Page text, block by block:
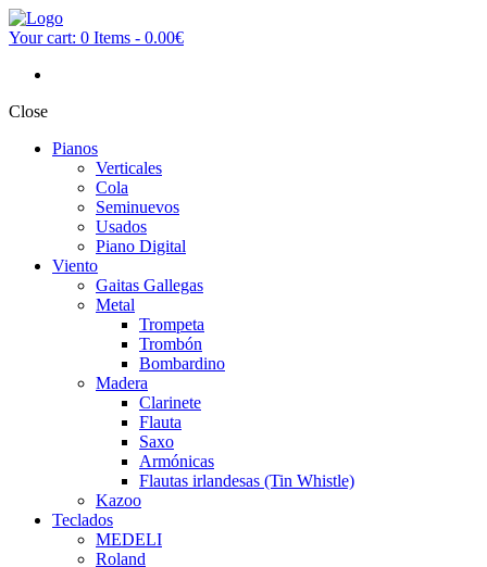
Your cart: 0 Items - 0.00€
Close
Pianos
Verticales
Cola
Seminuevos
Usados
Piano Digital
Viento
Gaitas Gallegas
Metal
Trompeta
Trombón
Bombardino
Madera
Clarinete
Flauta
Saxo
Armónicas
Flautas irlandesas (Tin Whistle)
Kazoo
Teclados
MEDELI
Roland